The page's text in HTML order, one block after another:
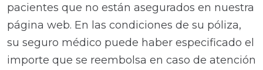
pacientes que no están asegurados en nuestra
página web. En las condiciones de su póliza,
su seguro médico puede haber especificado el
importe que se reembolsa en caso de atención